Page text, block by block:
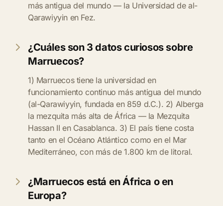
más antigua del mundo — la Universidad de al-
Qarawiyyin en Fez.
¿Cuáles son 3 datos curiosos sobre
Marruecos?
1) Marruecos tiene la universidad en
funcionamiento continuo más antigua del mundo
(al-Qarawiyyin, fundada en 859 d.C.). 2) Alberga
la mezquita más alta de África — la Mezquita
Hassan II en Casablanca. 3) El país tiene costa
tanto en el Océano Atlántico como en el Mar
Mediterráneo, con más de 1.800 km de litoral.
¿Marruecos está en África o en
Europa?